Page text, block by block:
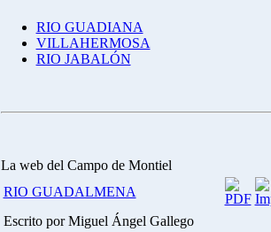
RIO GUADIANA
VILLAHERMOSA
RIO JABALÓN
La web del Campo de Montiel
RIO GUADALMENA
Escrito por Miguel Ángel Gallego